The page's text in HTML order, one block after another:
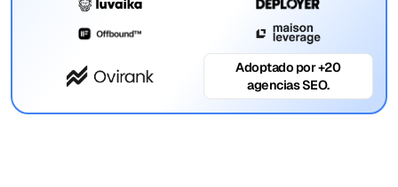
Adoptado por +20
agencias SEO.